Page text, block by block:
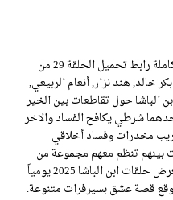
مشاهدة مسلسل ابن الباشا الحلقة 29 كاملة رابط تحميل الحلقة 29 من
خالد, هند نزار, أنعام الربيعي,
الباشا حول تقاطعات بين الخير
شرطي يكافح الفساد والاخر
مخدرات وفساد أخلاقي
بينهم تنظم معهم مجموعة من
الفاسدين يصبحون تحت السيطرة, وتعرض حلقات ابن الباشا 2025 يومياً